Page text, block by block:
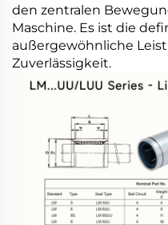
den zentralen
Maschine. Es ist die
außergewöhnliche
Zuverlässigkeit.